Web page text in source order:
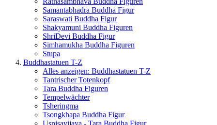
Samantabhadra Buddha Figur
Saraswati Buddha Figur
Shakyamuni Buddha Figuren
ShriDevi Buddha Figur
Simhamukha Buddha Figuren
Stupa
Buddhastatuen T-Z
Alles anzeigen: Buddhastatuen T-Z
Tantrischer Totenkopf
Tara Buddha Figuren
Tempelwächter
Tsheringma
Tsongkhapa Buddha Figur
Usnisavijaya - Tara Buddha Figur